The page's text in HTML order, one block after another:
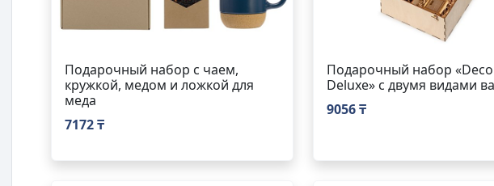
Подарочный набор с чаем,
кружкой, медом и ложкой для
меда
7172 ₸
Подарочный набор
Deluxe» с двумя видами
9056 ₸